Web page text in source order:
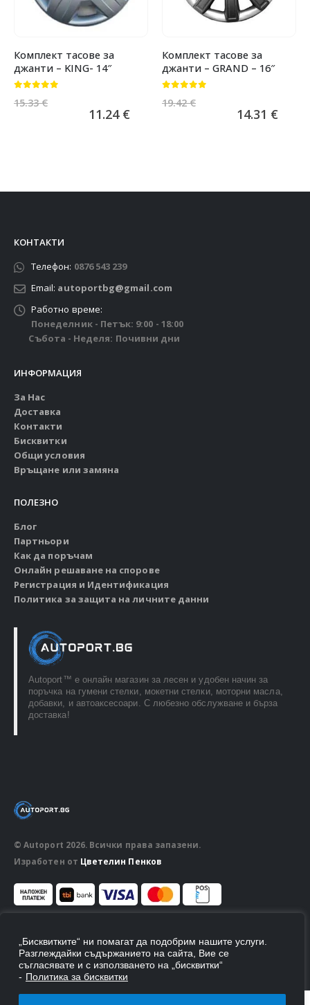
„Бисквитките“ ни помагат да подобрим нашите услуги.
Разглеждайки съдържанието на сайта, Вие се
съгласявате и с използването на „бисквитки“
- Политика за бисквитки
Комплект тасове за
джанти – KING- 14″
15.33€
11.24 €
Комплект тасове за
джанти – GRAND – 16″
19.42€
14.31 €
КОНТАКТИ
Телефон: 0876 543 239
Email: autoportbg@gmail.com
Работно време:
Понеделник - Петък: 9:00 - 18:00
Събота - Неделя: Почивни дни
ИНФОРМАЦИЯ
За Нас
Доставка
Контакти
Бисквитки
Общи условия
Връщане или замяна
ПОЛЕЗНО
Блог
Партньори
Как да поръчам
Онлайн решаване на спорове
Регистрация и Идентификация
Политика за защита на личните данни
Autoport™ e онлайн магазин за лесен и удобен начин за
поръчка на гумени стелки, мокетни стелки, моторни масла,
добавки, и автоаксесоари. С любезно обслужване и бърза
доставка!
© Autoport 2026. Всички права запазени.
Изработен от Цветелин Пенков